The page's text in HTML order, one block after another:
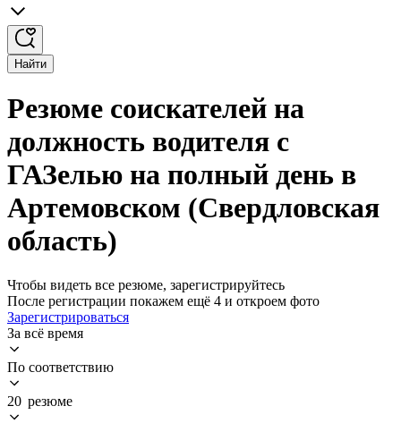
Найти
Резюме соискателей на
должность водителя с
ГАЗелью на полный день в
Артемовском (Свердловская
область)
Чтобы видеть все резюме, зарегистрируйтесь
После регистрации покажем ещё 4 и откроем фото
Зарегистрироваться
За всё время
По соответствию
20 резюме